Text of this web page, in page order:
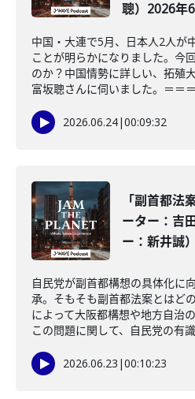
聰）2026年
中国・大連で5月、日本人2人が
ことが明らかになりました。今
のか？中国情勢に詳しい、拓殖
富坂聰さんに伺いました。＝＝
2026.06.24|00:09:32
「副首都法
ーター：吉
ー：新井誠
自民党が副首都構想の具体化に
承。そもそも副首都法案とはど
によって大阪都構想や地方自治
この問題に関して、自民党の有
2026.06.23 |00:10:23